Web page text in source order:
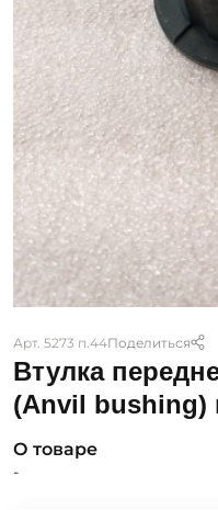
Арт. 5273 п.44Поделиться
Втулка
(Anvil bushing)
О товаре
-